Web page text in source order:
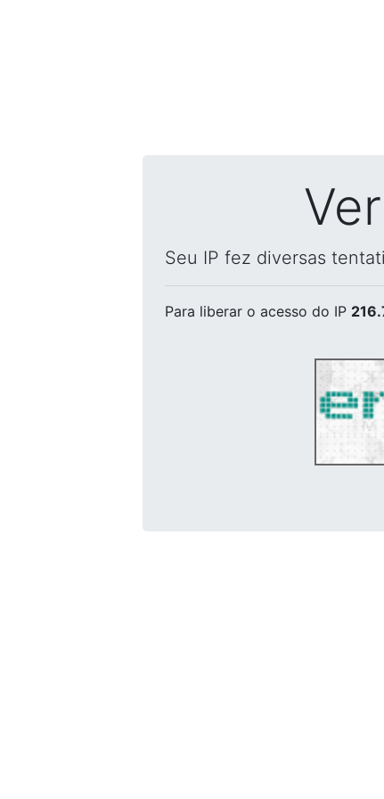
Seu IP fez diversas
Para liberar o acesso do IP